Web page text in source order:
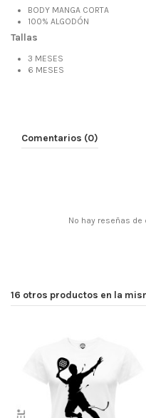
BODY MANGA CORTA
100% ALGODÓN
Tallas
3 MESES
6 MESES
Comentarios (0)
No hay reseñas
16 otros productos en la